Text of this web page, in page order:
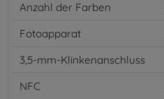
Anzahl der Farben
Fotoapparat
3,5-mm-Klinkenanschluss
NFC